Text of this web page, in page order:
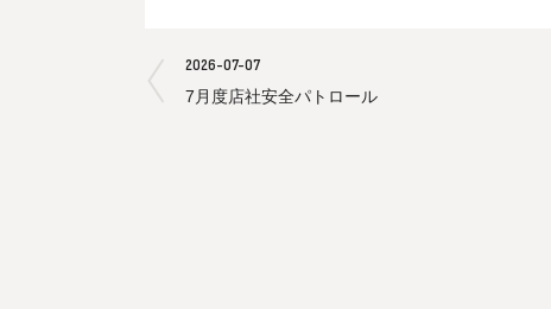
2026-07-07
7月度店社安全パトロール